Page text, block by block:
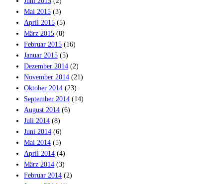
Mai 2015 (3)
April 2015 (5)
März 2015 (8)
Februar 2015 (16)
Januar 2015 (5)
Dezember 2014 (2)
November 2014 (21)
Oktober 2014 (23)
September 2014 (14)
August 2014 (6)
Juli 2014 (8)
Juni 2014 (6)
Mai 2014 (5)
April 2014 (4)
März 2014 (3)
Februar 2014 (2)